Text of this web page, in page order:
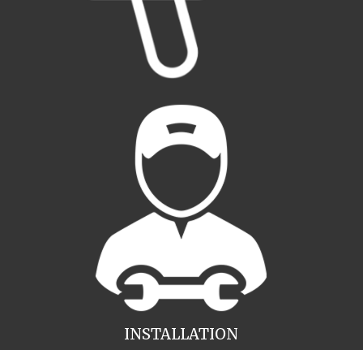
INSTALLATION